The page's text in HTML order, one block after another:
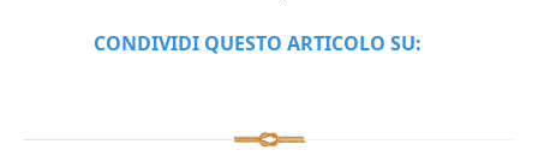
CONDIVIDI QUESTO ARTICOLO SU: